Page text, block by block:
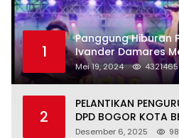
1
Panggung Hiburan
Ivander Damares
Warga Kejapanan
Mei 19, 2024
2
PELANTIKAN
DPD BOGOR KOTA
KHIDMAT
Desember 6, 2025